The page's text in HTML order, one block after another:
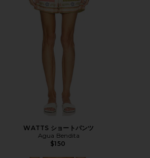
WATTS ショートパンツ
Agua Bendita
$150